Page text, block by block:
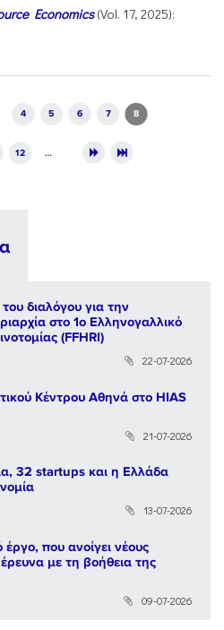
Economics(Vol. 17, 2025):
4 5 6 7 8
12 …
διαλόγου για την
στο 1ο Ελληνογαλλικό
(FFHRI)
22-07-2026
Κέντρου Αθηνά στο HIAS
21-07-2026
32 startups και η Ελλάδα
13-07-2026
που ανοίγει νέους
με τη βοήθεια της
09-07-2026